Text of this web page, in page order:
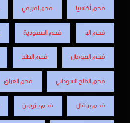
فحم أكاسيا
فحم افريقي
فحم البر
فحم السعودية
فحم الصومال
فحم الطلح
فحم الطلح السوداني
فحم العراق
فحم برتقال
فحم جزورين